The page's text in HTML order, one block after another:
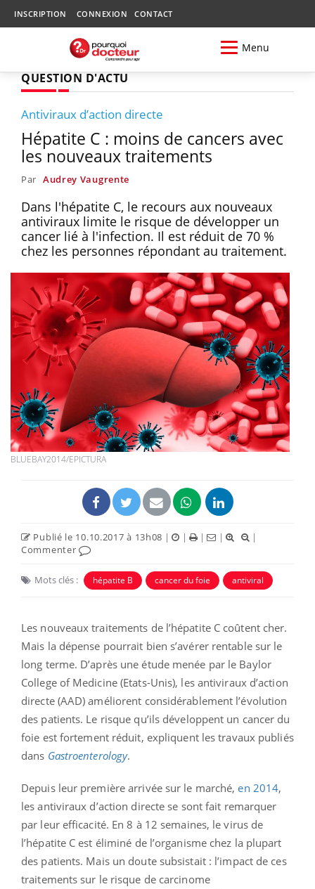
INSCRIPTION CONNEXION CONTACT
Menu
QUESTION D'ACTU
Antiviraux d’action directe
Hépatite C : moins de cancers avec
les nouveaux traitements
Par Audrey Vaugrente
Dans l'hépatite C, le recours aux nouveaux
antiviraux limite le risque de développer un
cancer lié à l'infection. Il est réduit de 70 %
chez les personnes répondant au traitement.
BLUEBAY2014/EPICTURA
Publié le 10.10.2017 à 13h08 | | | |
|
Commenter
Mots clés : hépatite B cancer du foie antiviral
Les nouveaux traitements de l’hépatite C coûtent cher.
Mais la dépense pourrait bien s’avérer rentable sur le
long terme. D’après une étude menée par le Baylor
College of Medicine (Etats-Unis), les antiviraux d’action
directe (AAD) améliorent considérablement l’évolution
des patients. Le risque qu’ils développent un cancer du
foie est fortement réduit, expliquent les travaux publiés
dans Gastroenterology.
Depuis leur première arrivée sur le marché,en 2014,
les antiviraux d’action directe se sont fait remarquer
par leur efficacité. En 8 à 12 semaines, le virus de
l’hépatite C est éliminé de l’organisme chez la plupart
des patients. Mais un doute subsistait : l’impact de ces
traitements sur le risque de carcinome